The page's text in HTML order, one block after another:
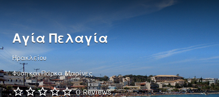
Αγία Πελαγία
Ηρακλείου
Φύση και Πάρκα Μαρίνες
0 Reviews